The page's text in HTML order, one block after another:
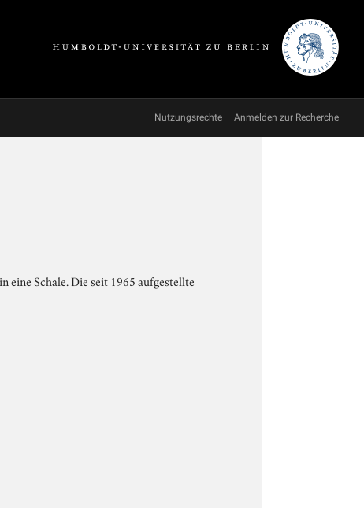
Nutzungsrechte Anmelden zur Recherche
eine Schale. Die seit 1965 aufgestellte